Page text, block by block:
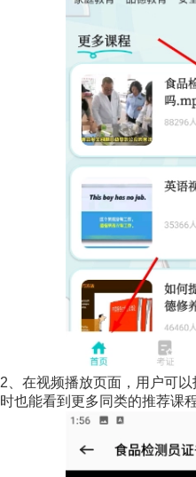
2、在视频播放页面，用户可
时也能看到更多同类的推荐课程